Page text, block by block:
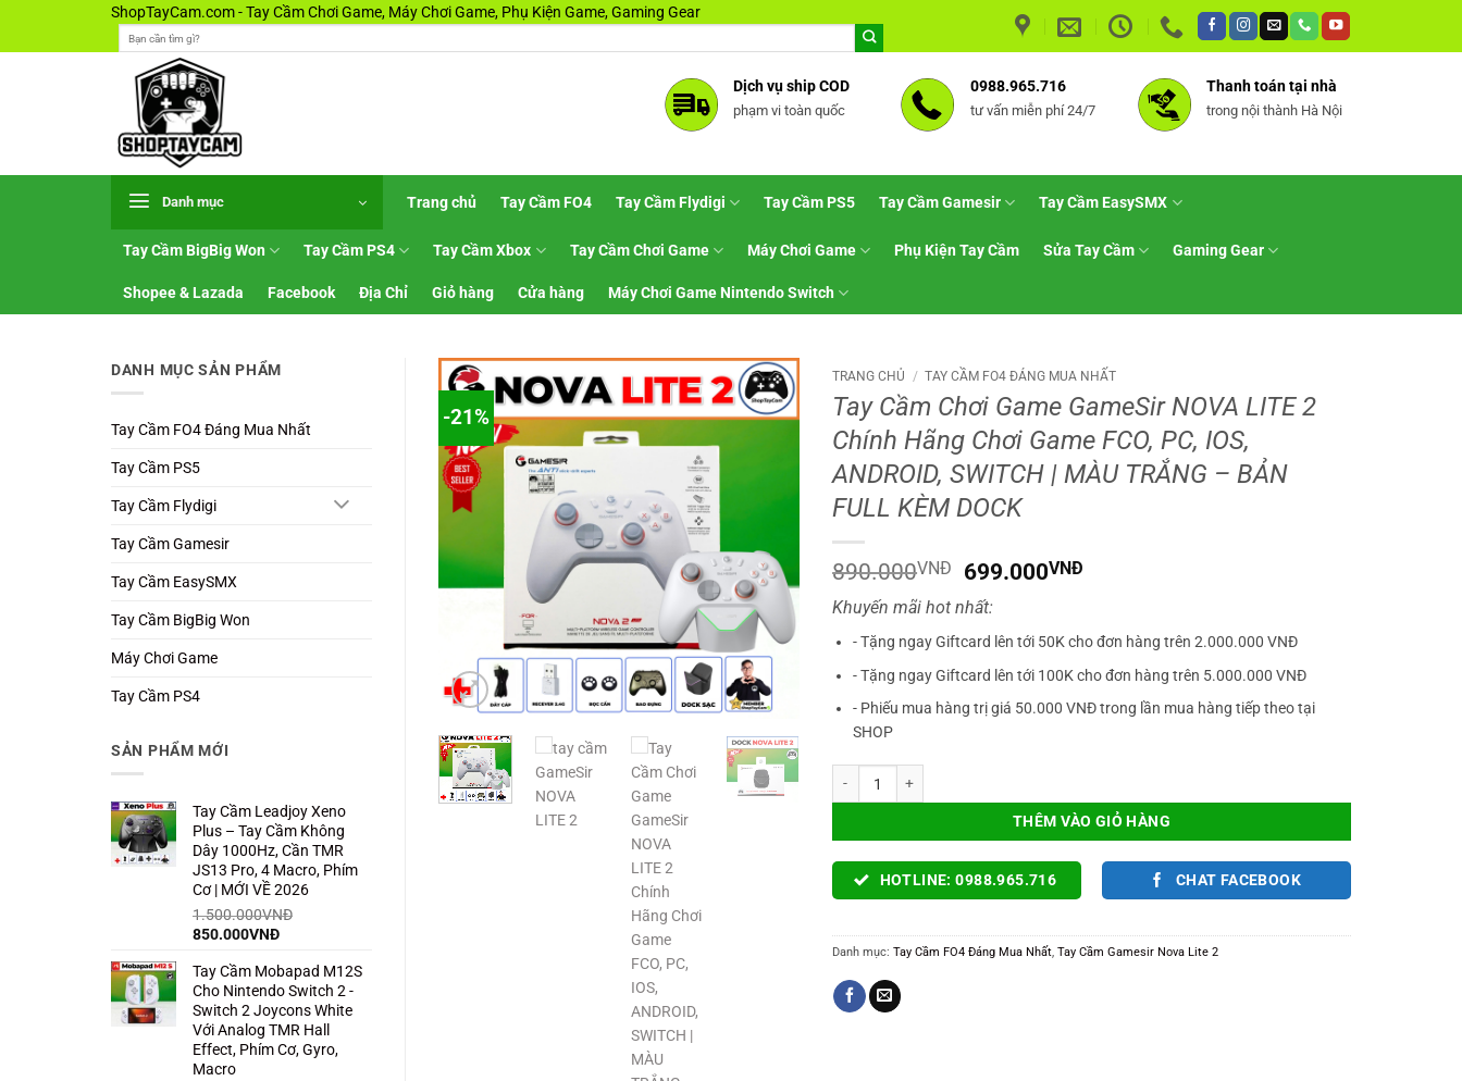
ShopTayCam.com - Tay Cầm Chơi Game, Máy Chơi Game, Phụ Kiện Game, Gaming Gear
kiếm:
Dịch vụ ship COD
phạm vi toàn quốc
0988.965.716
tư vấn miễn phí 24/7
Thanh toán tại nhà
trong nội thành Hà Nội
Danh mục Trang chủ Tay Cầm FO4 Tay Cầm Flydigi Tay Cầm PS5 Tay Cầm Gamesir Tay Cầm EasySMX
Tay Cầm BigBig Won Tay Cầm PS4 Tay Cầm Xbox Tay Cầm Chơi Game Máy Chơi Game Phụ Kiện Tay Cầm Sửa Tay Cầm Gaming Gear
Shopee & Lazada Facebook Địa Chỉ Giỏ hàng Cửa hàng Máy Chơi Game Nintendo Switch
DANH MỤC SẢN PHẨM
Tay Cầm FO4 Đáng Mua Nhất
Tay Cầm PS5
Tay Cầm Flydigi
Tay Cầm Gamesir
Tay Cầm EasySMX
Tay Cầm BigBig Won
Máy Chơi Game
Tay Cầm PS4
SẢN PHẨM MỚI
Tay Cầm Leadjoy Xeno
Plus – Tay Cầm Không
Dây 1000Hz, Cần TMR
JS13 Pro, 4 Macro, Phím
Cơ | MỚI VỀ 2026
1.500.000VNĐ
Giá
là:
1.500.000VNĐ.
850.000VNĐGiá
tại
là:
850.000VNĐ.
Tay Cầm Mobapad M12S
Cho Nintendo Switch 2 -
Switch 2 Joycons White
Với Analog TMR Hall
Effect, Phím Cơ, Gyro,
Macro
-21%
TRANG CHỦ / TAY CẦM FO4 ĐÁNG MUA NHẤT
Tay Cầm Chơi Game GameSir NOVA LITE 2
Chính Hãng Chơi Game FCO, PC, IOS,
ANDROID, SWITCH | MÀU TRẮNG – BẢN
FULL KÈM DOCK
890.000VNĐ
Giá
gốc
là:
890.000VNĐ.
699.000VNĐ
là:
Khuyến mãi hot nhất:
- Tặng ngay Giftcard lên tới 50K cho đơn hàng trên 2.000.000 VNĐ
- Tặng ngay Giftcard lên tới 100K cho đơn hàng trên 5.000.000 VNĐ
- Phiếu mua hàng trị giá 50.000 VNĐ trong lần mua hàng tiếp theo tại
SHOP
THÊM VÀO GIỎ HÀNG
HOTLINE: 0988.965.716 CHAT FACEBOOK
Danh mục:Tay Cầm FO4 Đáng Mua Nhất,Tay Cầm Gamesir Nova Lite 2